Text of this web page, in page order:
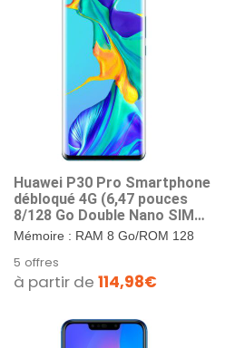
Huawei P30 Pro Smartphone
débloqué 4G (6,47 pouces
8/128 Go Double Nano SIM
Android 9) Breathing crystal
Mémoire : RAM 8 Go/ROM 128
SIM ou Nano-SIM + carte Nano
SD. Ecran :...
5 offres
à partir de 114,98€